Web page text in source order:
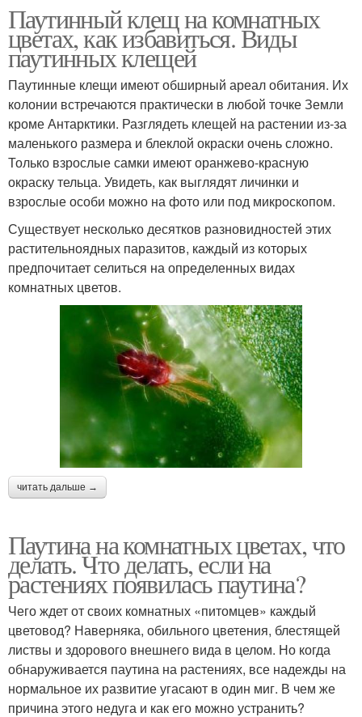
Паутинный клещ на комнатных
цветах, как избавиться. Виды
паутинных клещей
Паутинные клещи имеют обширный ареал обитания. Их
колонии встречаются практически в любой точке Земли
кроме Антарктики. Разглядеть клещей на растении из-за
маленького размера и блеклой окраски очень сложно.
Только взрослые самки имеют оранжево-красную
окраску тельца. Увидеть, как выглядят личинки и
взрослые особи можно на фото или под микроскопом.
Существует несколько десятков разновидностей этих
растительноядных паразитов, каждый из которых
предпочитает селиться на определенных видах
комнатных цветов.
читать дальше →
Паутина на комнатных цветах, что
делать. Что делать, если на
растениях появилась паутина?
Чего ждет от своих комнатных «питомцев» каждый
цветовод? Наверняка, обильного цветения, блестящей
листвы и здорового внешнего вида в целом. Но когда
обнаруживается паутина на растениях, все надежды на
нормальное их развитие угасают в один миг. В чем же
причина этого недуга и как его можно устранить?